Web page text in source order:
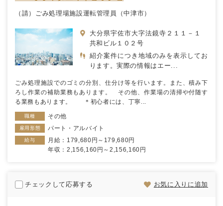
（請）ごみ処理場施設運転管理員（中津市）
大分県宇佐市大字法鏡寺２１１－１
共和ビル１０２号
紹介案件につき地域のみを表示してお
ります。実際の情報はエー...
ごみ処理施設でのゴミの分別、仕分け等を行います。また、積み下
ろし作業の補助業務もあります。 その他、作業場の清掃や付随す
る業務もあります。 ＊初心者には、丁寧...
職種 その他
雇用形態 パート・アルバイト
給与
月給：179,680円～179,680円
年収：2,156,160円～2,156,160円
チェックして応募する お気に入りに追加